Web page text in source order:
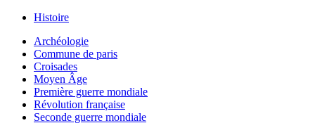
Histoire
Archéologie
Commune de paris
Croisades
Moyen Âge
Première guerre mondiale
Révolution française
Seconde guerre mondiale